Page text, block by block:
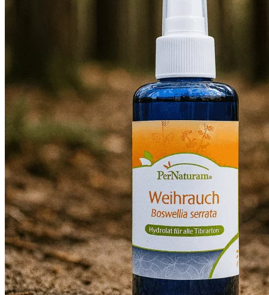
ESC Laboratoire
Natusat
Per Naturam
Vitasteed
oorsprongkruiden
> supplementen
aminozuren
bouwstoffen
mineralen en zouten
spoorelementen
vitaminen
samengestelde supplementen
vloeibare supplementen
> The Horsup Company
> overig
fruit (gedroogd)
fungi
likstenen
beloning
olie
koekjes bakken